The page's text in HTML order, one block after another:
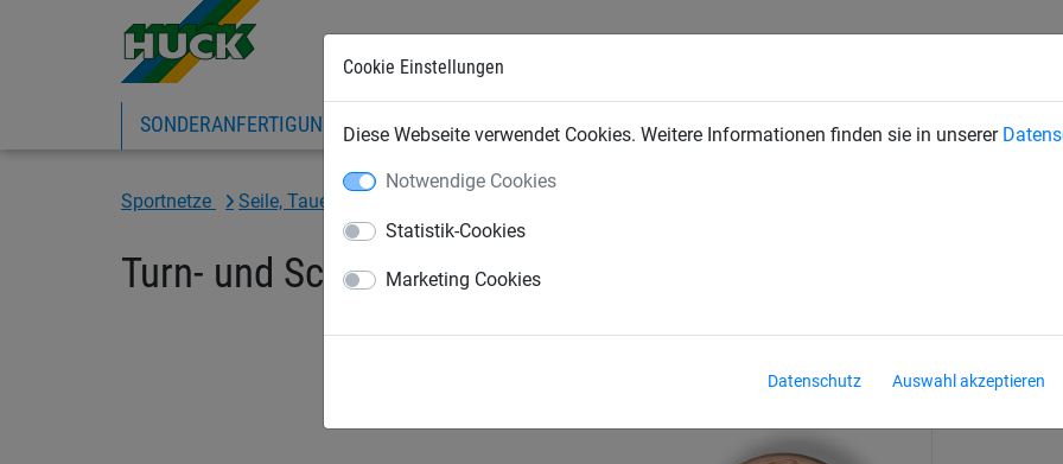
Cookie Einstellungen
Diese Webseite verwendet Cookies. Weitere Informationen finden sie in unserer
Notwendige Cookies
Statistik-Cookies
Marketing Cookies
Datenschutz Auswahl akzeptieren
SONDERANFERTIGUNG SPORTNETZE INDUSTRIENETZE BAUSCHUTZNETZE SEILSPIELGERÄTE
Sportnetze Seile, Taue & Leinen
Turn- und Schaukelringe für Turnhallen
Material